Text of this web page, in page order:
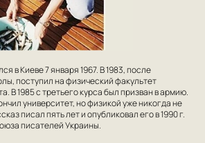
в Киеве 7 января 1967. В 1983, после
поступил на физический факультет
В 1985 с третьего курса был призван в армию.
университет, но физикой уже никогда не
писал пять лет и опубликовал его в 1990 г.
писателей Украины.